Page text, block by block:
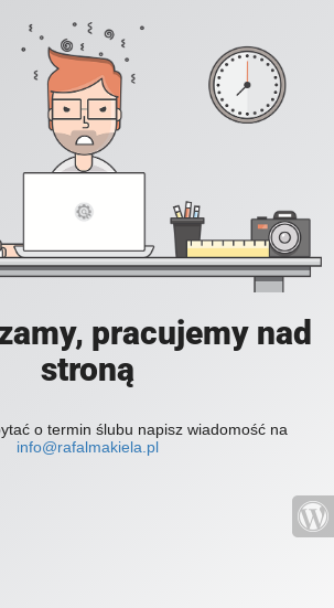
pracujemy nad
stroną
o termin ślubu napisz wiadomość na
info@rafalmakiela.pl